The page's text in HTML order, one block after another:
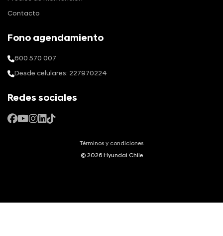
Contacto
Fono agendamiento
600 570 007
Desde celulares: 227970224
Redes sociales
Términos y condiciones
© 2026 Hyundai Chile